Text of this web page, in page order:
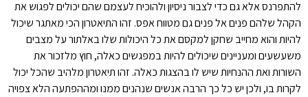
להתפרנס אלא גם כדי לצבור ניסיון ולהוכיח לעצמם שהם יכולים לפגוש את
הקהל שלהם פנים אל פנים גם מטווח אפס. זהו התיאטרון הכי מאתגר שיכול
להיות והוא מחייב שחקן למקסם את כל היכולות שלו באלתור על מצבים
משעשעים ומעניינים שיכולים להיות במפגשים כאלה, חוץ מלזכור את
השורות ואת ההנחיות שיש לו בהצגות כאלה. זהו תיאטרון מלהיב שהכל יכול
לקרות בו, ולכן יש כל כך הרבה אנשים שנהנים ממנו ומההפתעה הלא צפויה